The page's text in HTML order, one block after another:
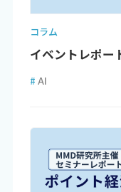
コラム
イベントレポー
# AI